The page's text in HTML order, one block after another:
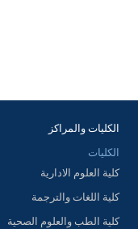
الكليات والمراكز
الكليات
كلية العلوم الادارية
كلية اللغات والترجمة
كلية الطب والعلوم الصحية